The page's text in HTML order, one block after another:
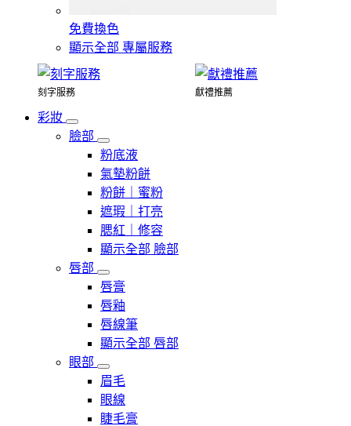
免費換色
顯示全部 專屬服務
刻字服務 獻禮推薦
彩妝
臉部
粉底液
氣墊粉餅
粉餅｜蜜粉
遮瑕｜打亮
腮紅｜修容
顯示全部 臉部
唇部
唇膏
唇釉
唇線筆
顯示全部 唇部
眼部
眉毛
眼線
睫毛膏